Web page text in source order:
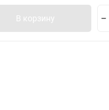
В корзину